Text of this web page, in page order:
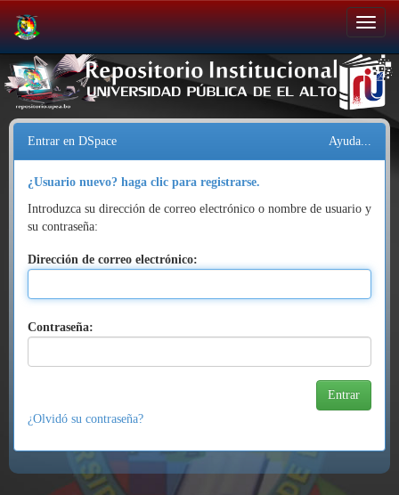
Salir
de
la
navegación
Entrar en DSpace Ayuda...
¿Usuario nuevo? haga clic para registrarse.
Introduzca su dirección de correo electrónico o nombre de usuario y
su contraseña:
Dirección de correo electrónico:
Contraseña:
¿Olvidó su contraseña?